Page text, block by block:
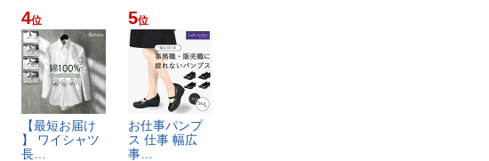
4位
【​最​短​お​届​け​
】​ ​ワ​イ​シ​ャ​ツ​ ​
長​…
5位
お​仕​事​パ​ン​プ​
ス​ ​仕​事​ ​幅​広​ ​
事​…